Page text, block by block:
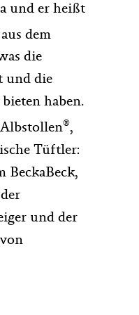
und er heißt
dem
die
und die
haben.
®,
Tüftler:
BeckaBeck,
und der